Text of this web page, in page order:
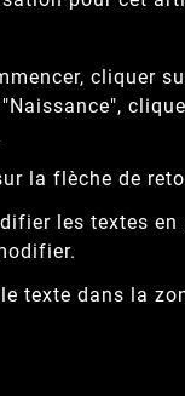
cliquer
la flèche de
les textes en
texte dans la